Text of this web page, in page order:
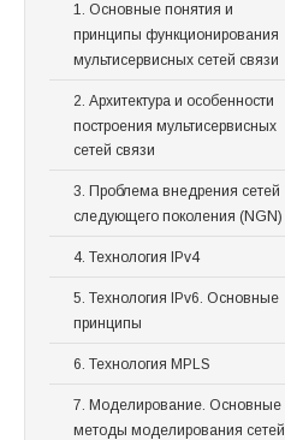
1. Основные понятия и
принципы функционирования
мультисервисных сетей связи
2. Архитектура и особенности
построения мультисервисных
сетей связи
3. Проблема внедрения сетей
следующего поколения (NGN)
4. Технология IPv4
5. Технология IPv6. Основные
принципы
6. Технология MPLS
7. Моделирование. Основные
методы моделирования сетей